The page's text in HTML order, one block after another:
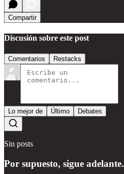
Compartir
Discusión sobre este post
Comentarios Restacks
Lo mejor de Último Debates
Sin posts
Por supuesto, sigue adelante.